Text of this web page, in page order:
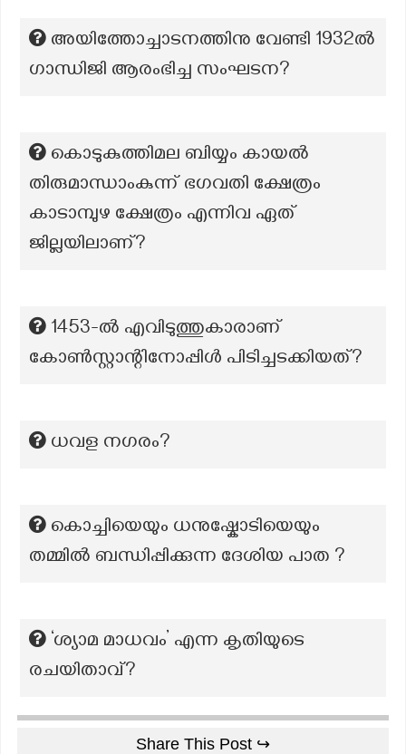
അയിത്തോച്ചാടനത്തിനു വേണ്ടി 1932ൽ
ഗാന്ധിജി ആരംഭിച്ച സംഘടന?
കൊടുകുത്തിമല ബിയ്യം കായൽ
തിരുമാന്ധാംകുന്ന് ഭഗവതി ക്ഷേത്രം
കാടാമ്പുഴ ക്ഷേത്രം എന്നിവ ഏത്
ജില്ലയിലാണ്?
1453-ൽ എവിടുത്തുകാരാണ്
കോൺസ്റ്റാന്റിനോപ്പിൾ പിടിച്ചടക്കിയത്?
ധവള നഗരം?
കൊച്ചിയെയും ധനുഷ്കോടിയെയും
തമ്മിൽ ബന്ധിപ്പിക്കുന്ന ദേശിയ പാത ?
‘ശ്യാമ മാധവം’ എന്ന കൃതിയുടെ
രചയിതാവ്?
Share This Post ↪